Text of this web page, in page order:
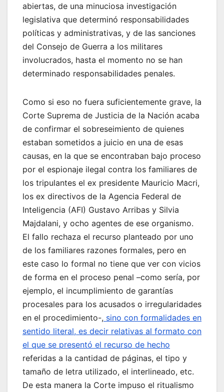
abiertas, de una minuciosa investigación
legislativa que determinó responsabilidades
políticas y administrativas, y de las sanciones
del Consejo de Guerra a los militares
involucrados, hasta el momento no se han
determinado responsabilidades penales.
Como si eso no fuera suficientemente grave, la
Corte Suprema de Justicia de la Nación acaba
de confirmar el sobreseimiento de quienes
estaban sometidos a juicio en una de esas
causas, en la que se encontraban bajo proceso
por el espionaje ilegal contra los familiares de
los tripulantes el ex presidente Mauricio Macri,
los ex directivos de la Agencia Federal de
Inteligencia (AFI) Gustavo Arribas y Silvia
Majdalani, y ocho agentes de ese organismo.
El fallo rechaza el recurso planteado por uno
de los familiares razones formales, pero en
este caso lo formal no tiene que ver con vicios
de forma en el proceso penal –como sería, por
ejemplo, el incumplimiento de garantías
procesales para los acusados o irregularidades
en el procedimiento-, sino con formalidades en
sentido literal, es decir relativas al formato con
el que se presentó el recurso de hecho
referidas a la cantidad de páginas, el tipo y
tamaño de letra utilizado, el interlineado, etc.
De esta manera la Corte impuso el ritualismo